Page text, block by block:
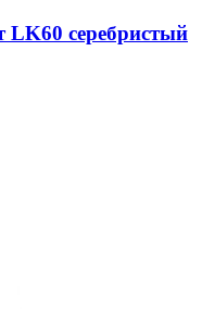
серебристый